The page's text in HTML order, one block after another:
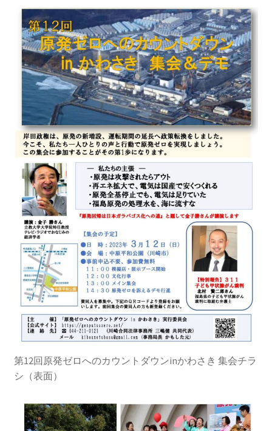
さき 集会
2015.3.8 第4回原発ゼロへのカウントダウンinかわさ
き 集会
2016.1.31 日本と原発上映会＆講演会
2016.3 .13 第5回原発ゼロへのカウントダウンinかわさ
き 集会
2017.3.12 第6回原発ゼロへのカウントダウンinかわさ
き 集会
2018.3.11 第７回原発ゼロへのカウントダウンinかわ
さき集会
2019.3.10 第8回 原発ゼロへのカウントダウンinかわ
さき 集会
2023.3.12 第12回原発ゼロへのカウントダウンinかわ
さき集会
2023.6.25（日）映画「原発をとめた裁判長 そして
原発をとめる農家たち」上映会を開催
2023.10.8 原発ゼロへのカウントダウンinかわさき
講演会開催
第12回原発ゼロへのカウントダウンinかわさき 集会チラ
シ（表面）